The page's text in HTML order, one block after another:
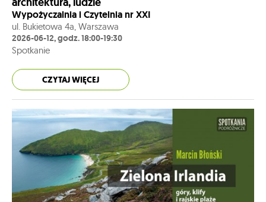
Wypożyczalnia i Czytelnia nr XXI
ul. Bukietowa 4a, Warszawa
2026-06-12, godz. 18:00-19:30
Spotkanie
CZYTAJ WIĘCEJ